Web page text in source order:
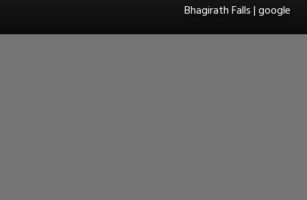
Bhagirath Falls | google